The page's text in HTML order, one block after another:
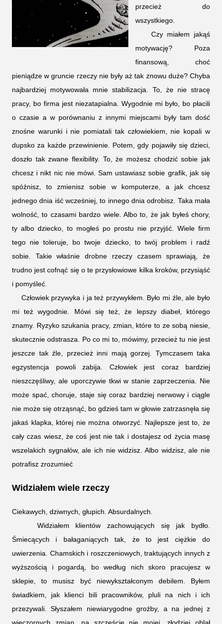
przecież do
wszystkiego.
Czy miałem jakąś
motywację? Poza
finansową, choć
pieniądze w gruncie rzeczy nie były aż tak znowu duże? Chyba
najbardziej motywowała mnie stabilizacja. To, że nie stracę
pracy, bo firma jest niezatapialna. Wygodnie mi było, bo płacili
o czasie a w porównaniu z innymi miejscami były tam dość
znośne warunki i nie pomiatali tak człowiekiem, nie kopali w
dupsko za każde przewinienie. Potem, gdy pojawiły się dzieci,
doszło tak zwane flexibility. To, że możesz chodzić sobie jak
chcesz i nikt nic nie mówi. Sam ustawiasz sobie grafik, jak się
spóźnisz, to zmienisz sobie w komputerze, a jak chcesz
jednego dnia iść wcześniej, to innego dnia odrobisz. Taka mała
wolność, to czasami bardzo wiele. Albo to, że jak byłeś chory,
ty albo dziecko, to mogłeś po prostu nie przyjść. Wiele firm
tego nie toleruje, bo twoje dziecko, to twój problem i radź
sobie. Takie właśnie drobne rzeczy czasem sprawiają, że
trudno jest cofnąć się o te przysłowiowe kilka kroków, przysiąść
i pomyśleć.
Człowiek przywyka i ja też przywykłem. Było mi źle, ale było
mi też wygodnie. Mówi się też, że lepszy diabeł, którego
znamy. Ryzyko szukania pracy, zmian, które to ze sobą niesie,
skutecznie odstrasza. Po co mi to, mówimy, przecież tu nie jest
jeszcze tak źle, przecież inni mają gorzej. Tymczasem taka
egzystencja powoli zabija. Człowiek jest coraz bardziej
nieszczęśliwy, ale uporczywie tkwi w stanie zaprzeczenia. Nie
może spać, choruje, staje się coraz bardziej nerwowy i ciągle
nie może się otrząsnąć, bo gdzieś tam w głowie zatrzasnęła się
jakaś klapka, której nie można otworzyć. Najlepsze jest to, że
cały czas wiesz, że coś jest nie tak i dostajesz od życia masę
wszelakich sygnałów, ale ich nie widzisz. Albo widzisz, ale nie
potrafisz zrozumieć
Widziałem wiele rzeczy
Ciekawych, dziwnych, głupich. Absurdalnych.
Widziałem klientów zachowujących się jak bydło.
Śmiecących i bałaganiących tak, że to jest ciężkie do
uwierzenia. Chamskich i roszczeniowych, traktujących innych z
wyższością i pogardą, bo według nich skoro pracujesz w
sklepie, to musisz być niewykształconym debilem. Byłem
świadkiem, jak klienci bili pracowników, pluli na nich i ich
przezywali. Słyszałem niewiarygodne groźby, a na jednej z